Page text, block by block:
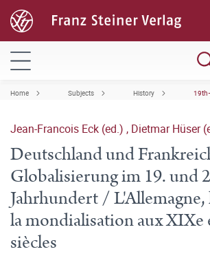
Home Subjects History
Jean-Francois Eck (ed.) , Dietmar Hüser
Deutschland und
Globalisierung im 19. und
Jahrhundert / L'Allemagne,
la mondialisation aux XIXe
siècles